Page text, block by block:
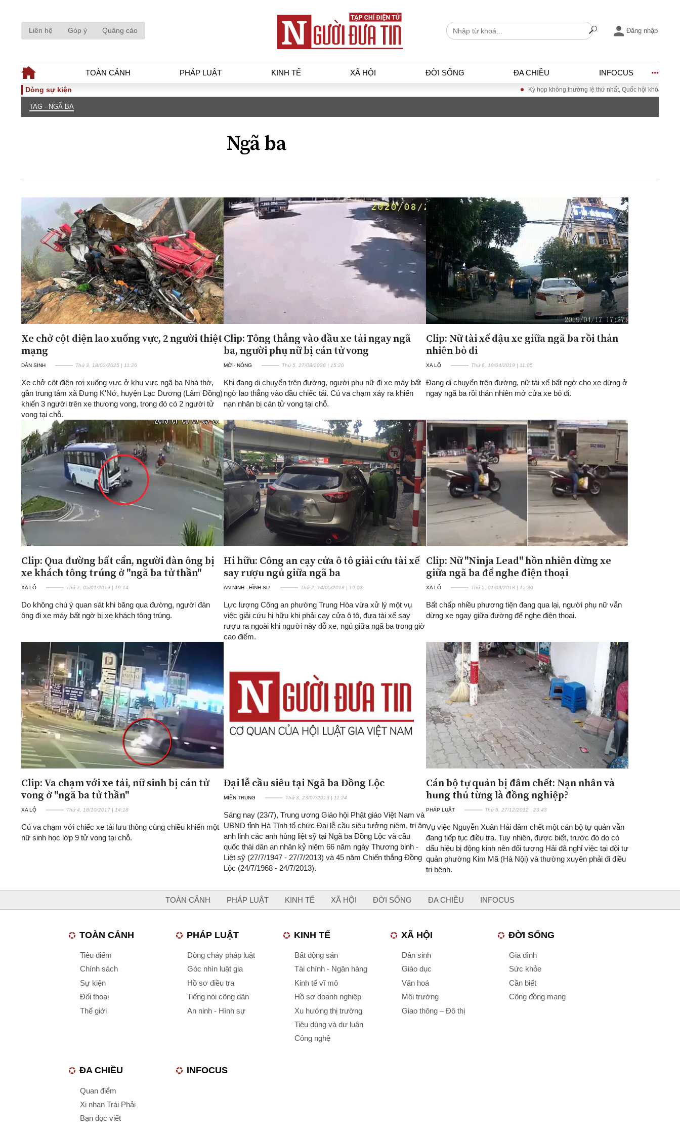
Liên hệ Góp ý Quảng cáo Đăng nhập
TOÀN CẢNH PHÁP LUẬT KINH TẾ XÃ HỘI ĐỜI SỐNG ĐA CHIỀU INFOCUS
TOÀN CẢNH
Thế giới
Góc nhìn luật gia
An ninh - Hình sự
Xu hướng thị trường
Tiêu dùng và dư luận
Giao thông – Đô thị
ĐA CHIỀU
Quan điểm
Xi nhan Trái Phải
Bạn đọc viết
INFOCUS
Đăng ký tin tức mới
Dòng sự kiện Kỳ họp không thường lệ thứ nhất, Quốc hội khóa XVI
TAG - NGÃ BA
Ngã ba
Xe chở cột điện lao xuống vực, 2 người thiệt
mạng
DÂN SINH Thứ 3, 18/03/2025 | 11:26
Xe chở cột điện rơi xuống vực ở khu vực ngã ba Nhà thờ,
gần trung tâm xã Đưng K'Nớ, huyện Lạc Dương (Lâm Đồng)
khiến 3 người trên xe thương vong, trong đó có 2 người tử
vong tại chỗ.
Clip: Tông thẳng vào đầu xe tải ngay ngã
ba, người phụ nữ bị cán tử vong
MỚI- NÓNG Thứ 5, 27/08/2020 | 15:20
Khi đang di chuyển trên đường, người phụ nữ đi xe máy bất
ngờ lao thẳng vào đầu chiếc tải. Cú va chạm xảy ra khiến
nạn nhân bị cán tử vong tại chỗ.
Clip: Nữ tài xế đậu xe giữa ngã ba rồi thản
nhiên bỏ đi
XA LỘ Thứ 6, 19/04/2019 | 11:05
Đang di chuyển trên đường, nữ tài xế bất ngờ cho xe dừng ở
ngay ngã ba rồi thản nhiên mở cửa xe bỏ đi.
Clip: Qua đường bất cẩn, người đàn ông bị
xe khách tông trúng ở "ngã ba tử thần"
XA LỘ Thứ 7, 05/01/2019 | 19:14
Do không chú ý quan sát khi băng qua đường, người đàn
ông đi xe máy bất ngờ bị xe khách tông trúng.
Hi hữu: Công an cạy cửa ô tô giải cứu tài xế
say rượu ngủ giữa ngã ba
AN NINH - HÌNH SỰ Thứ 2, 14/05/2018 | 19:03
Lực lượng Công an phường Trung Hòa vừa xử lý một vụ
việc giải cứu hi hữu khi phải cạy cửa ô tô, đưa tài xế say
rượu ra ngoài khi người này đỗ xe, ngủ giữa ngã ba trong giờ
cao điểm.
Clip: Nữ "Ninja Lead" hồn nhiên dừng xe
giữa ngã ba để nghe điện thoại
XA LỘ Thứ 5, 01/03/2018 | 15:30
Bất chấp nhiều phương tiện đang qua lại, người phụ nữ vẫn
dừng xe ngay giữa đường để nghe điện thoại.
Clip: Va chạm với xe tải, nữ sinh bị cán tử
vong ở "ngã ba tử thần"
XA LỘ Thứ 4, 18/10/2017 | 14:18
Cú va chạm với chiếc xe tải lưu thông cùng chiều khiến một
nữ sinh học lớp 9 tử vong tại chỗ.
Đại lễ cầu siêu tại Ngã ba Đồng Lộc
MIỀN TRUNG Thứ 3, 23/07/2013 | 11:24
Sáng nay (23/7), Trung ương Giáo hội Phật giáo Việt Nam và
UBND tỉnh Hà Tĩnh tổ chức Đại lễ cầu siêu tưởng niệm, tri ân
anh linh các anh hùng liệt sỹ tại Ngã ba Đồng Lộc và cầu
quốc thái dân an nhân kỷ niệm 66 năm ngày Thương binh -
Liệt sỹ (27/7/1947 - 27/7/2013) và 45 năm Chiến thắng Đồng
Lộc (24/7/1968 - 24/7/2013).
Cán bộ tự quản bị đâm chết: Nạn nhân và
hung thủ từng là đồng nghiệp?
PHÁP LUẬT Thứ 5, 27/12/2012 | 23:43
Vụ việc Nguyễn Xuân Hải đâm chết một cán bộ tự quản vẫn
đang tiếp tục điều tra. Tuy nhiên, được biết, trước đó do có
dấu hiệu bị động kinh nên đối tượng Hải đã nghỉ việc tại đội tự
quản phường Kim Mã (Hà Nội) và thường xuyên phải đi điều
trị bệnh.
TOÀN CẢNH PHÁP LUẬT KINH TẾ XÃ HỘI ĐỜI SỐNG ĐA CHIỀU INFOCUS
TOÀN CẢNH
Tiêu điểm
Chính sách
Sự kiện
Đối thoại
Thế giới
PHÁP LUẬT
Dòng chảy pháp luật
Góc nhìn luật gia
Hồ sơ điều tra
Tiếng nói công dân
An ninh - Hình sự
KINH TẾ
Bất động sản
Tài chính - Ngân hàng
Kinh tế vĩ mô
Hồ sơ doanh nghiệp
Xu hướng thị trường
Tiêu dùng và dư luận
Công nghệ
XÃ HỘI
Dân sinh
Giáo dục
Văn hoá
Môi trường
Giao thông – Đô thị
ĐỜI SỐNG
Gia đình
Sức khỏe
Cần biết
Cộng đồng mạng
ĐA CHIỀU
Quan điểm
Xi nhan Trái Phải
Bạn đọc viết
INFOCUS